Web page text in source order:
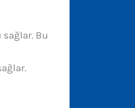
Bu